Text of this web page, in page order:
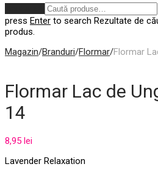
press Enter to search Rezultate de
produs.
Magazin/Branduri/Flormar/Flormar
Flormar Lac de
14
8,95 lei
Lavender Relaxation